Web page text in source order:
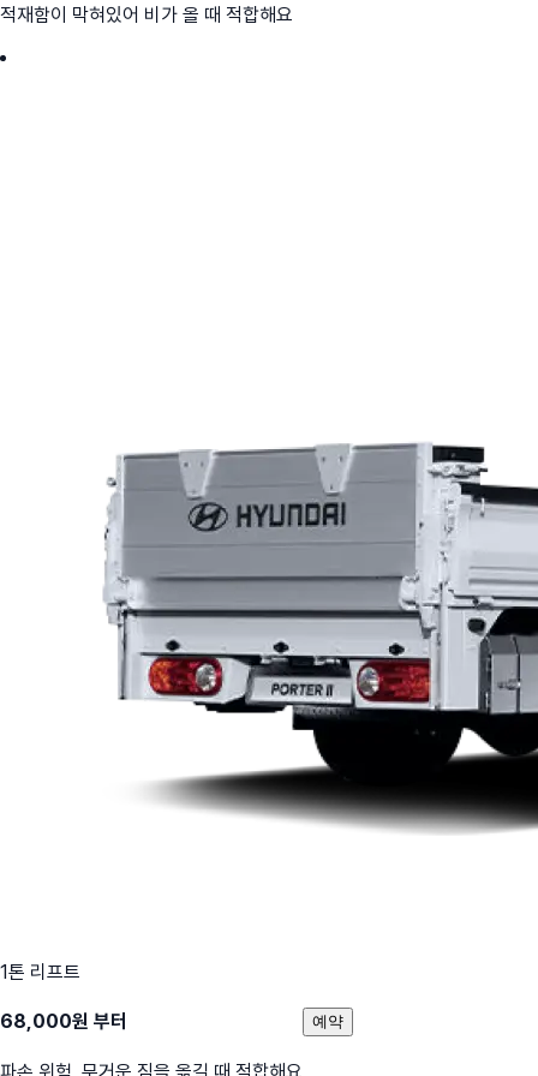
적재함이 막혀있어 비가 올 때 적합해요
1톤 리프트
68,000원 부터 예약